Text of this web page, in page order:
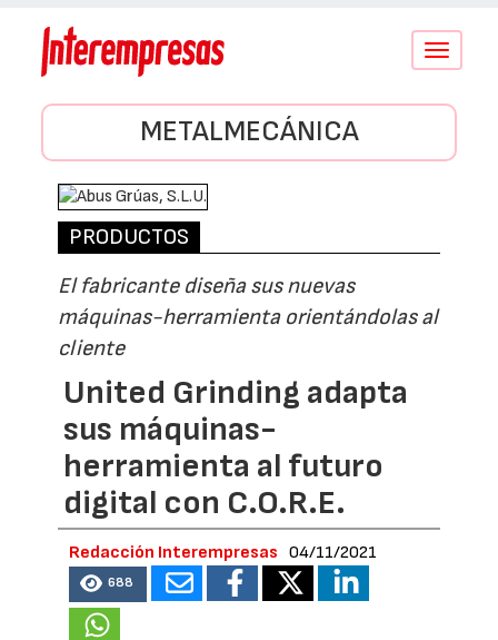
Conmutar
METALMECÁNICA
PRODUCTOS
El fabricante diseña sus nuevas
máquinas-herramienta orientándolas al
cliente
United Grinding adapta
sus máquinas-
herramienta al futuro
digital con C.O.R.E.
Redacción Interempresas 04/11/2021
688